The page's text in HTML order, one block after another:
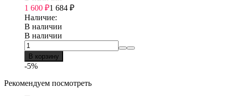
1 600 ₽1 684 ₽
Наличие:
В наличии
В наличии
В корзину
-5%
Рекомендуем посмотреть